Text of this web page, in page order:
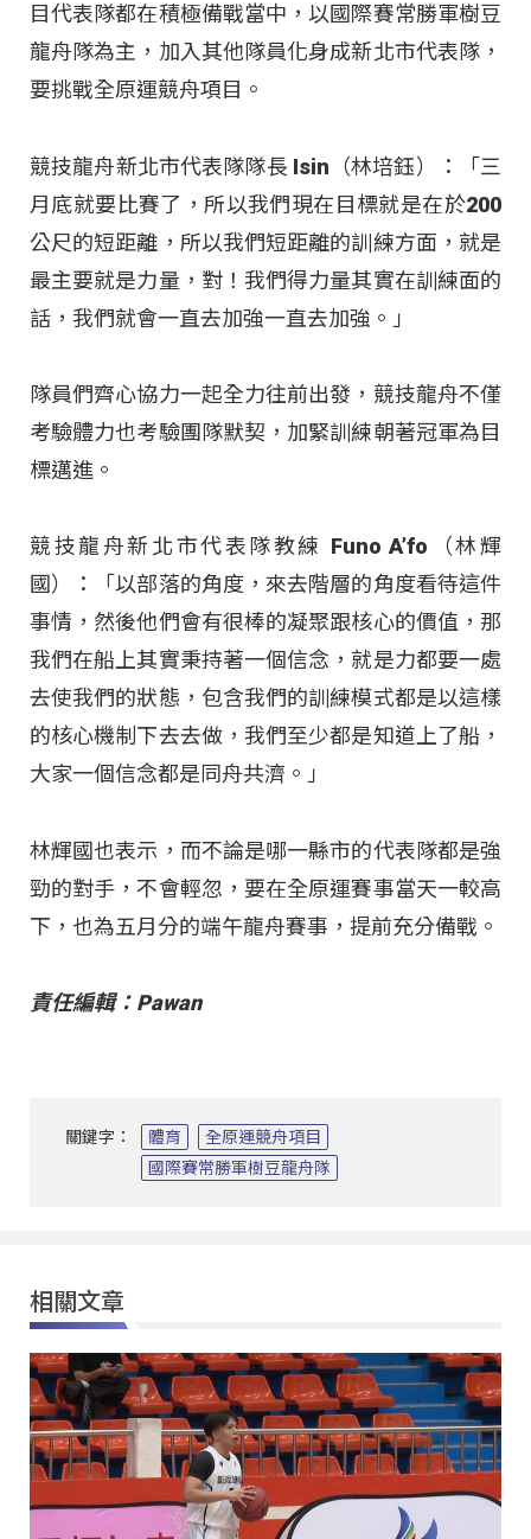
目代表隊都在積極備戰當中，以國際賽常勝軍樹豆
龍舟隊為主，加入其他隊員化身成新北市代表隊，
要挑戰全原運競舟項目。
競技龍舟新北市代表隊隊長 Isin（林培鈺）：「三
月底就要比賽了，所以我們現在目標就是在於200
公尺的短距離，所以我們短距離的訓練方面，就是
最主要就是力量，對！我們得力量其實在訓練面的
話，我們就會一直去加強一直去加強。」
隊員們齊心協力一起全力往前出發，競技龍舟不僅
考驗體力也考驗團隊默契，加緊訓練朝著冠軍為目
標邁進。
競技龍舟新北市代表隊教練 Funo A’fo（林輝
國）：「以部落的角度，來去階層的角度看待這件
事情，然後他們會有很棒的凝聚跟核心的價值，那
我們在船上其實秉持著一個信念，就是力都要一處
去使我們的狀態，包含我們的訓練模式都是以這樣
的核心機制下去去做，我們至少都是知道上了船，
大家一個信念都是同舟共濟。」
林輝國也表示，而不論是哪一縣市的代表隊都是強
勁的對手，不會輕忽，要在全原運賽事當天一較高
下，也為五月分的端午龍舟賽事，提前充分備戰。
責任編輯：Pawan
關鍵字： 體育
全原運競舟項目
國際賽常勝軍樹豆龍舟隊
相關文章